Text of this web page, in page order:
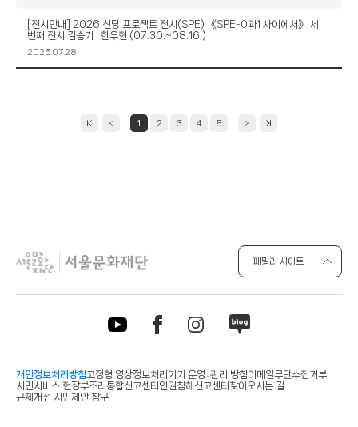
일
제
목
[전시안내] 2026 신당 프로젝트 전시(SPE) 《SPE-0과1 사이에서》 세
번째 전시 김승기 l 한우현 (07.30.~08.16.)
작
2026.07.28
1 2 3 4 5
패밀리 사이트
개인정보처리방침고정형 영상정보처리기기 운영․관리 방침이메일무단수집거부
시민서비스 헌장부조리통합신고센터 인권침해신고센터 찾아오시는 길
규제개선 시민제안 창구